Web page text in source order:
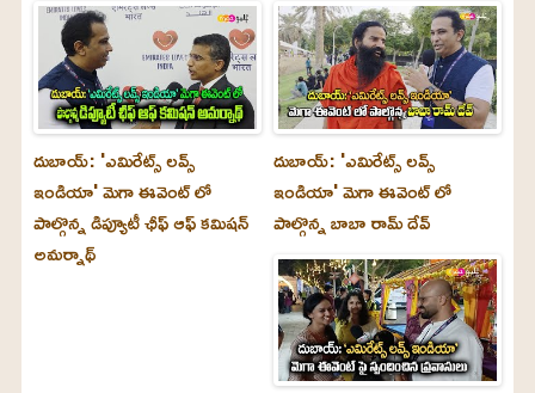
దుబాయ్‌: 'ఎమిరేట్స్ లవ్స్
ఇండియా' మెగా ఈవెంట్ లో
పాల్గొన్న డిప్యూటీ ఛీఫ్ ఆఫ్ కమిషన్
అమర్నాథ్
దుబాయ్‌: 'ఎమిరేట్స్ లవ్స్
ఇండియా' మెగా ఈవెంట్ లో
పాల్గొన్న బాబా రామ్ దేవ్